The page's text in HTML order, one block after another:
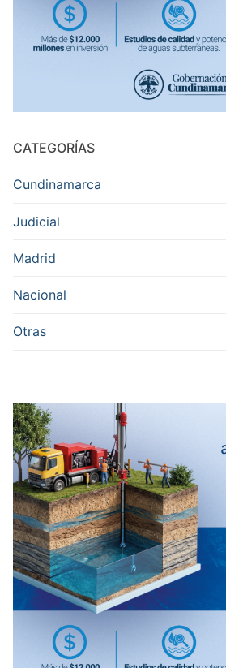
CATEGORÍAS
Cundinamarca
Judicial
Madrid
Nacional
Otras